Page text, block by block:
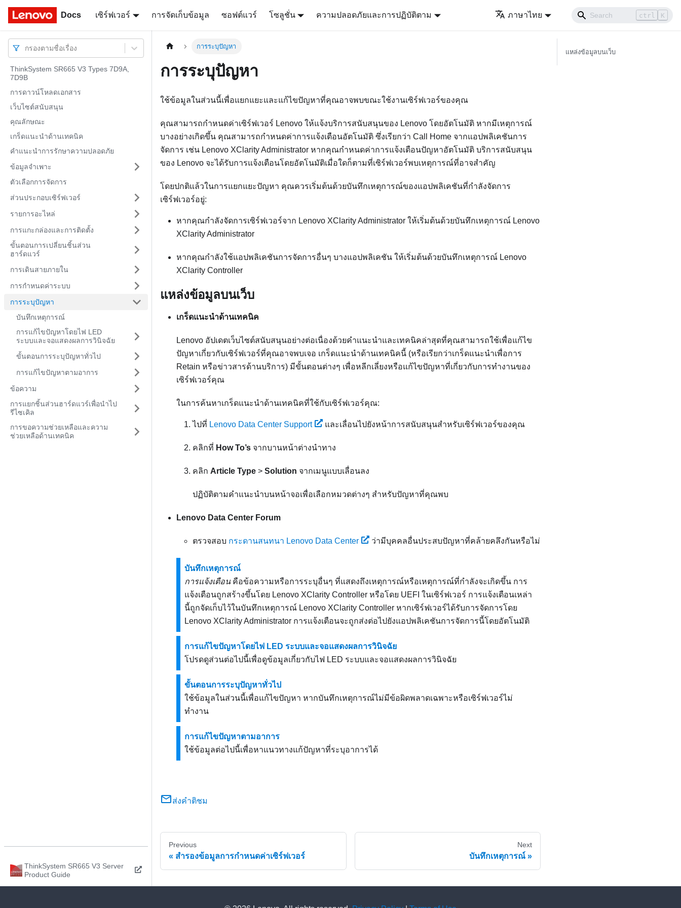
Docs เซิร์ฟเวอร์ การจัดเก็บข้อมูล ซอฟต์แวร์ โซลูชั่น ความปลอดภัยและการปฏิบัติตาม ภาษาไทย ctrl K
Docs
กรองตามชื่อเรื่อง
ThinkSystem SR665 V3 Types 7D9A,
7D9B
การดาวน์โหลดเอกสาร
เว็บไซต์สนับสนุน
คุณลักษณะ
เกร็ดแนะนำด้านเทคนิค
คำแนะนำการรักษาความปลอดภัย
ข้อมูลจำเพาะ
ตัวเลือกการจัดการ
ส่วนประกอบเซิร์ฟเวอร์
รายการอะไหล่
การแกะกล่องและการติดตั้ง
ขั้นตอนการเปลี่ยนชิ้นส่วน
ฮาร์ดแวร์
การเดินสายภายใน
การกำหนดค่าระบบ
การระบุปัญหา
บันทึกเหตุการณ์
การแก้ไขปัญหาโดยไฟ LED
ระบบและจอแสดงผลการวินิจฉัย
ขั้นตอนการระบุปัญหาทั่วไป
การแก้ไขปัญหาตามอาการ
ข้อความ
การแยกชิ้นส่วนฮาร์ดแวร์เพื่อนำไป
รีไซเคิล
การขอความช่วยเหลือและความ
ช่วยเหลือด้านเทคนิค
ThinkSystem SR665 V3 Server
Product Guide
การระบุปัญหา
การระบุปัญหา
ใช้ข้อมูลในส่วนนี้เพื่อแยกแยะและแก้ไขปัญหาที่คุณอาจพบขณะใช้งานเซิร์ฟเวอร์ของคุณ
คุณสามารถกำหนดค่าเซิร์ฟเวอร์ Lenovo ให้แจ้งบริการสนับสนุนของ Lenovo โดยอัตโนมัติ หากมีเหตุการณ์
บางอย่างเกิดขึ้น คุณสามารถกำหนดค่าการแจ้งเตือนอัตโนมัติ ซึ่งเรียกว่า Call Home จากแอปพลิเคชันการ
จัดการ เช่น Lenovo XClarity Administrator หากคุณกำหนดค่าการแจ้งเตือนปัญหาอัตโนมัติ บริการสนับสนุน
ของ Lenovo จะได้รับการแจ้งเตือนโดยอัตโนมัติเมื่อใดก็ตามที่เซิร์ฟเวอร์พบเหตุการณ์ที่อาจสำคัญ
โดยปกติแล้วในการแยกแยะปัญหา คุณควรเริ่มต้นด้วยบันทึกเหตุการณ์ของแอปพลิเคชันที่กำลังจัดการ
เซิร์ฟเวอร์อยู่:
หากคุณกำลังจัดการเซิร์ฟเวอร์จาก Lenovo XClarity Administrator ให้เริ่มต้นด้วยบันทึกเหตุการณ์ Lenovo
XClarity Administrator
หากคุณกำลังใช้แอปพลิเคชันการจัดการอื่นๆ บางแอปพลิเคชัน ให้เริ่มต้นด้วยบันทึกเหตุการณ์ Lenovo
XClarity Controller
แหล่งข้อมูลบนเว็บ
เกร็ดแนะนำด้านเทคนิค
Lenovo อัปเดตเว็บไซต์สนับสนุนอย่างต่อเนื่องด้วยคำแนะนำและเทคนิคล่าสุดที่คุณสามารถใช้เพื่อแก้ไข
ปัญหาเกี่ยวกับเซิร์ฟเวอร์ที่คุณอาจพบเจอ เกร็ดแนะนำด้านเทคนิคนี้ (หรือเรียกว่าเกร็ดแนะนำเพื่อการ
Retain หรือข่าวสารด้านบริการ) มีขั้นตอนต่างๆ เพื่อหลีกเลี่ยงหรือแก้ไขปัญหาที่เกี่ยวกับการทำงานของ
เซิร์ฟเวอร์คุณ
ในการค้นหาเกร็ดแนะนำด้านเทคนิคที่ใช้กับเซิร์ฟเวอร์คุณ:
ไปที่ Lenovo Data Center Support และเลื่อนไปยังหน้าการสนับสนุนสำหรับเซิร์ฟเวอร์ของคุณ
คลิกที่ How To’s จากบานหน้าต่างนำทาง
คลิก Article Type > Solution จากเมนูแบบเลื่อนลง
ปฏิบัติตามคำแนะนำบนหน้าจอเพื่อเลือกหมวดต่างๆ สำหรับปัญหาที่คุณพบ
Lenovo Data Center Forum
ตรวจสอบ กระดานสนทนา Lenovo Data Center ว่ามีบุคคลอื่นประสบปัญหาที่คล้ายคลึงกันหรือไม่
บันทึกเหตุการณ์
การแจ้งเตือน คือข้อความหรือการระบุอื่นๆ ที่แสดงถึงเหตุการณ์หรือเหตุการณ์ที่กำลังจะเกิดขึ้น การ
แจ้งเตือนถูกสร้างขึ้นโดย Lenovo XClarity Controller หรือโดย UEFI ในเซิร์ฟเวอร์ การแจ้งเตือนเหล่า
นี้ถูกจัดเก็บไว้ในบันทึกเหตุการณ์ Lenovo XClarity Controller หากเซิร์ฟเวอร์ได้รับการจัดการโดย
Lenovo XClarity Administrator การแจ้งเตือนจะถูกส่งต่อไปยังแอปพลิเคชันการจัดการนี้โดยอัตโนมัติ
การแก้ไขปัญหาโดยไฟ LED ระบบและจอแสดงผลการวินิจฉัย
โปรดดูส่วนต่อไปนี้เพื่อดูข้อมูลเกี่ยวกับไฟ LED ระบบและจอแสดงผลการวินิจฉัย
ขั้นตอนการระบุปัญหาทั่วไป
ใช้ข้อมูลในส่วนนี้เพื่อแก้ไขปัญหา หากบันทึกเหตุการณ์ไม่มีข้อผิดพลาดเฉพาะหรือเซิร์ฟเวอร์ไม่
ทำงาน
การแก้ไขปัญหาตามอาการ
ใช้ข้อมูลต่อไปนี้เพื่อหาแนวทางแก้ปัญหาที่ระบุอาการได้
ส่งคำติชม
Previous
สำรองข้อมูลการกำหนดค่าเซิร์ฟเวอร์
Next
บันทึกเหตุการณ์
แหล่งข้อมูลบนเว็บ